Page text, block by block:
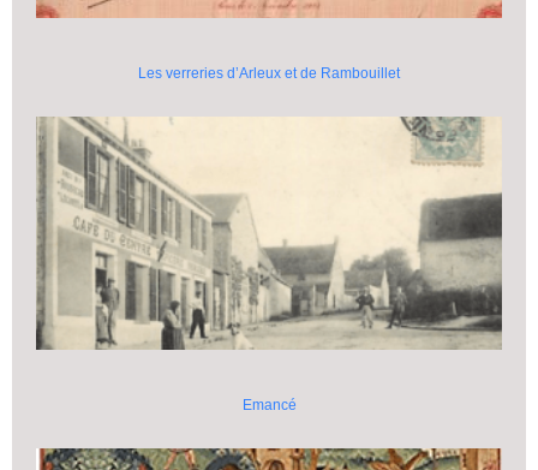
Les verreries d’Arleux et de Rambouillet
Emancé